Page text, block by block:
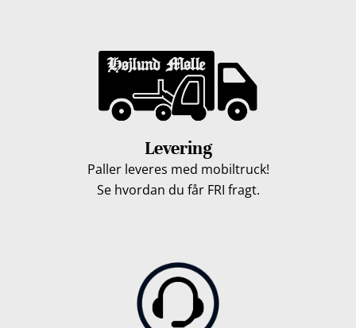
Levering
Paller leveres med mobiltruck!
Se hvordan du får FRI fragt.